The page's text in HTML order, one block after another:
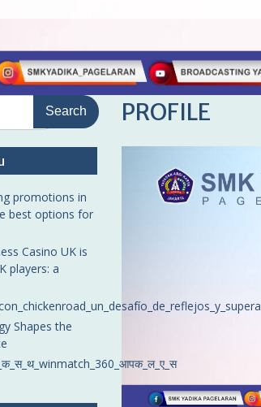
PROFILE
promotions in
best options for
Casino UK is
players: a
Shapes the